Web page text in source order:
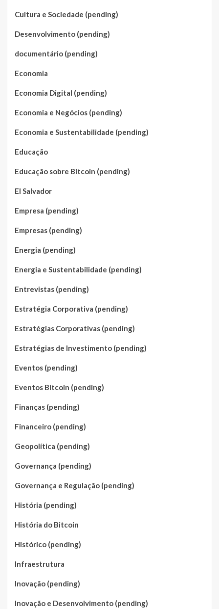
Cultura e Sociedade (pending)
Desenvolvimento (pending)
documentário (pending)
Economia
Economia Digital (pending)
Economia e Negócios (pending)
Economia e Sustentabilidade (pending)
Educação
Educação sobre Bitcoin (pending)
El Salvador
Empresa (pending)
Empresas (pending)
Energia (pending)
Energia e Sustentabilidade (pending)
Entrevistas (pending)
Estratégia Corporativa (pending)
Estratégias Corporativas (pending)
Estratégias de Investimento (pending)
Eventos (pending)
Eventos Bitcoin (pending)
Finanças (pending)
Financeiro (pending)
Geopolítica (pending)
Governança (pending)
Governança e Regulação (pending)
História (pending)
História do Bitcoin
Histórico (pending)
Infraestrutura
Inovação (pending)
Inovação e Desenvolvimento (pending)